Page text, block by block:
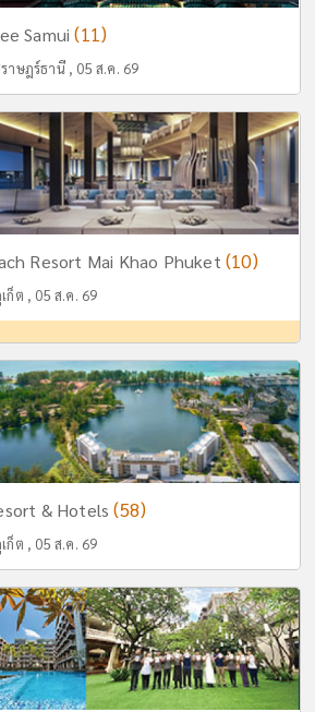
Samui(11)
าษฎร์ธานี , 05 ส.ค. 69
Resort Mai Khao Phuket (10)
ก็ต , 05 ส.ค. 69
& Hotels(58)
ก็ต , 05 ส.ค. 69